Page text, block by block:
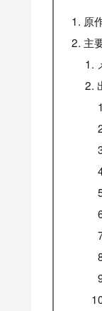
原
主